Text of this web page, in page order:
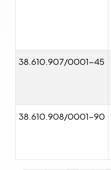
38.610.907/0001-45
38.610.908/0001-90